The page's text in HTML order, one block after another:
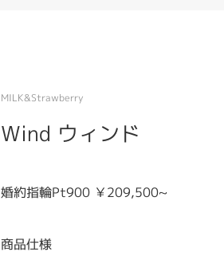
MILK&Strawberry
Wind ウィンド
婚約指輪Pt900 ￥209,500~
商品仕様